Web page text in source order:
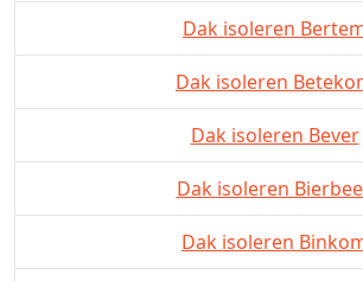
Dak isoleren
Dak isoleren
Dak isoleren Bever
Dak isoleren
Dak isoleren